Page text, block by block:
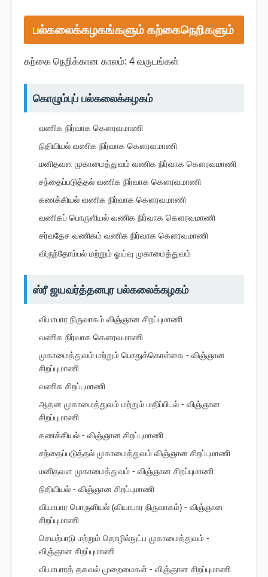
பல்கலைக்கழகங்களும் கற்கைநெறிகளும்
கற்கை நெறிக்கான காலம்: 4 வருடங்கள்
கொழும்புப் பல்கலைக்கழகம்
வணிக நிர்வாக கௌரவமாணி
நிதியியல் வணிக நிர்வாக கௌரவமாணி
மனிதவள முகாமைத்துவம் வணிக நிர்வாக கௌரவமாணி
சந்தைப்படுத்தல் வணிக நிர்வாக கௌரவமாணி
கணக்கியல் வணிக நிர்வாக கௌரவமாணி
வணிகப் பொருளியல் வணிக நிர்வாக கௌரவமாணி
சர்வதேச வணிகம் வணிக நிர்வாக கௌரவமாணி
விருந்தோம்பல் மற்றும் ஓய்வு முகாமைத்துவம்
ஸ்ரீ ஜயவர்த்தனபுர பல்கலைக்கழகம்
வியாபார நிருவாகம் விஞ்ஞான சிறப்புமாணி
வணிக நிர்வாக கௌரவமாணி
முகாமைத்துவம் மற்றும் பொதுக்கொள்கை - விஞ்ஞான
சிறப்புமாணி
வணிக சிறப்புமாணி
ஆதன முகாமைத்துவம் மற்றும் மதிப்பிடல் - விஞ்ஞான
சிறப்புமாணி
கணக்கியல் - விஞ்ஞான சிறப்புமாணி
சந்தைப்படுத்தல் முகாமைத்துவம் விஞ்ஞான சிறப்புமாணி
மனிதவள முகாமைத்துவம் - விஞ்ஞான சிறப்புமாணி
நிதியியல் - விஞ்ஞான சிறப்புமாணி
வியாபார பொருளியல் (வியாபார நிருவாகம்) - விஞ்ஞான
சிறப்புமாணி
செயற்பாடு மற்றும் தொழில்நுட்ப முகாமைத்துவம் -
விஞ்ஞான சிறப்புமாணி
வியாபாரத் தகவல் முறைமைகள் - விஞ்ஞான சிறப்புமாணி